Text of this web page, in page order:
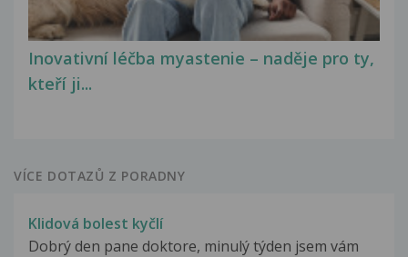
Inovativní léčba myastenie – naděje pro ty,
kteří ji...
VÍCE DOTAZŮ Z PORADNY
Klidová bolest kyčlí
Dobrý den pane doktore, minulý týden jsem vám